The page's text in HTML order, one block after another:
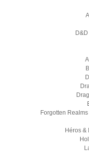
Forgotten
Héros &